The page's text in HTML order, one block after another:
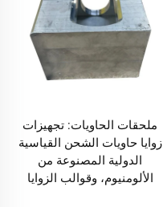
ملحقات الحاويات: تجهيزات
زوايا حاويات الشحن القياسية
الدولية المصنوعة من
الألومنيوم، وقوالب الزوايا